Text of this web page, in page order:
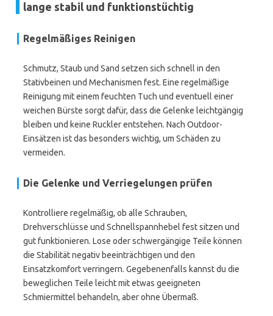
lange stabil und funktionstüchtig
Regelmäßiges Reinigen
Schmutz, Staub und Sand setzen sich schnell in den
Stativbeinen und Mechanismen fest. Eine regelmäßige
Reinigung mit einem feuchten Tuch und eventuell einer
weichen Bürste sorgt dafür, dass die Gelenke leichtgängig
bleiben und keine Ruckler entstehen. Nach Outdoor-
Einsätzen ist das besonders wichtig, um Schäden zu
vermeiden.
Die Gelenke und Verriegelungen prüfen
Kontrolliere regelmäßig, ob alle Schrauben,
Drehverschlüsse und Schnellspannhebel fest sitzen und
gut funktionieren. Lose oder schwergängige Teile können
die Stabilität negativ beeinträchtigen und den
Einsatzkomfort verringern. Gegebenenfalls kannst du die
beweglichen Teile leicht mit etwas geeigneten
Schmiermittel behandeln, aber ohne Übermaß.